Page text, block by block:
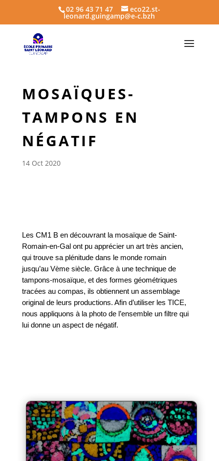
02 96 43 71 47 eco22.st-
leonard.guingamp@e-c.bzh
MOSAÏQUES-
TAMPONS EN
NÉGATIF
14 Oct 2020
Les CM1 B en découvrant la mosaïque de Saint-
Romain-en-Gal ont pu apprécier un art très ancien,
qui trouve sa plénitude dans le monde romain
jusqu’au Vème siècle. Grâce à une technique de
tampons-mosaïque, et des formes géométriques
tracées au compas, ils obtiennent un assemblage
original de leurs productions. Afin d’utiliser les TICE,
nous appliquons à la photo de l’ensemble un filtre qui
lui donne un aspect de négatif.